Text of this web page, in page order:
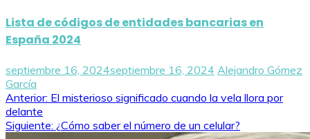
Lista de códigos de entidades bancarias en
España 2024
septiembre 16, 2024septiembre 16, 2024 Alejandro Gómez
García
Navegación
de
Anterior: El misterioso significado cuando la vela llora por
delante
Siguiente: ¿Cómo saber el número de un celular?